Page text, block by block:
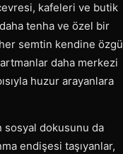
kafeleri ve butik
tenha ve özel bir
semtin kendine özgü
daha merkezi
huzur arayanlara
sosyal dokusunu da
endişesi taşıyanlar,